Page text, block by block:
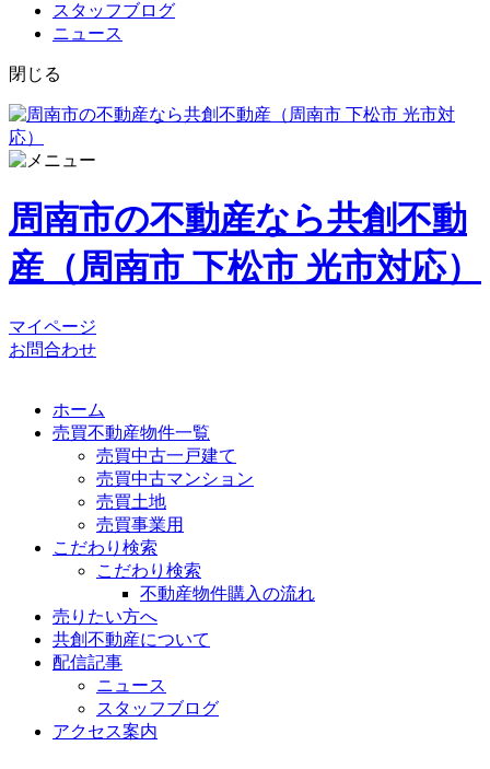
スタッフブログ
ニュース
閉じる
周南市の不動産なら共創不動
産（周南市 下松市 光市対応）
マイページ
お問合わせ
ホーム
売買不動産物件一覧
売買中古一戸建て
売買中古マンション
売買土地
売買事業用
こだわり検索
こだわり検索
不動産物件購入の流れ
売りたい方へ
共創不動産について
配信記事
ニュース
スタッフブログ
アクセス案内